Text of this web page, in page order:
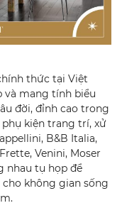
thức tại Việt
và mang tính biểu
đời, đỉnh cao trong
kiện trang trí, xử
B&B Italia,
Venini, Moser
nhau tụ họp để
không gian sống